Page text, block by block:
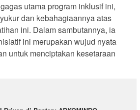
utama program inklusif ini,
dan kebahagiaannya atas
ini. Dalam sambutannya, ia
ini merupakan wujud nyata
untuk menciptakan kesetaraan